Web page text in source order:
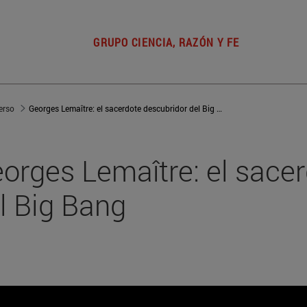
GRUPO CIENCIA, RAZÓN Y FE
Georges Lemaître: el sacerdote descubridor del Big Bang
Lemaître: el
Big Bang